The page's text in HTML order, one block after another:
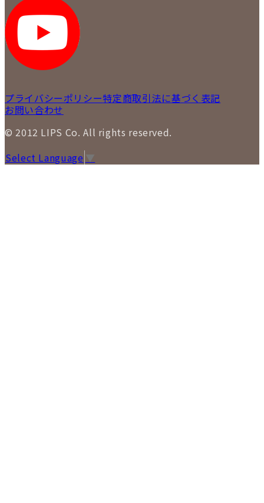
SNS
LIPS 札幌パルコ店
LIPS 札幌白石店
LIPS 通信販売事業部
プライバシーポリシー特定商取引法に基づく表記
お問い合わせ
© 2012 LIPS Co. All rights reserved.
Select Language ▼